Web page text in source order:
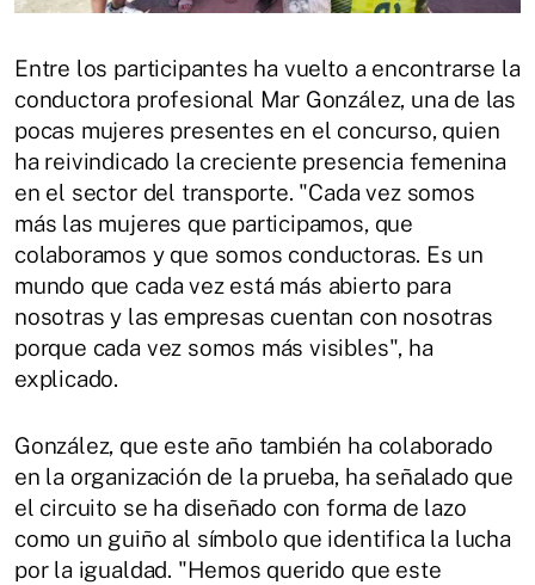
Entre los participantes ha vuelto a encontrarse la
conductora profesional Mar González, una de las
pocas mujeres presentes en el concurso, quien
ha reivindicado la creciente presencia femenina
en el sector del transporte. "Cada vez somos
más las mujeres que participamos, que
colaboramos y que somos conductoras. Es un
mundo que cada vez está más abierto para
nosotras y las empresas cuentan con nosotras
porque cada vez somos más visibles", ha
explicado.
González, que este año también ha colaborado
en la organización de la prueba, ha señalado que
el circuito se ha diseñado con forma de lazo
como un guiño al símbolo que identifica la lucha
por la igualdad. "Hemos querido que este